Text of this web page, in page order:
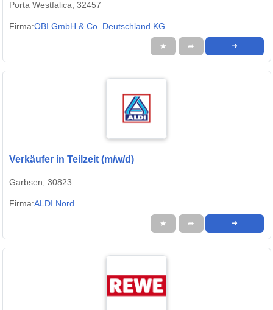
Porta Westfalica, 32457
Firma:OBI GmbH & Co. Deutschland KG
★ ➦ ➜
Verkäufer in Teilzeit (m/w/d)
Garbsen, 30823
Firma:ALDI Nord
★ ➦ ➜